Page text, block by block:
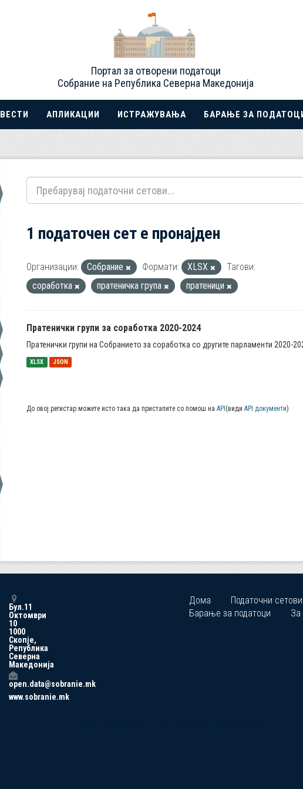
Портал за отворени податоци
Собрание на Република Северна Македонија
ВЕСТИ АПЛИКАЦИИ ИСТРАЖУВАЊА БАРАЊЕ ЗА
1 податочен сет е пронајден
Организации: Собрание Формати: XLSX
Тагови:
соработка
пратеничка група пратеници
Пратенички групи за соработка 2020-2024
Пратенички групи на Собранието за соработка со другите парламенти 2020-
XLSX JSON
До овој регистар можете исто така да пристапите со помош на API (види API документи)
Бул.11
Октомври
10
1000
Скопје,
Република
Северна
Македонија
open.data@sobranie.mk
www.sobranie.mk
Дома
Податочни сетови
Барање за податоци
За